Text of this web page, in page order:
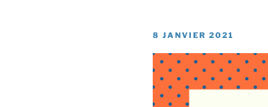
PUBLIÉ
8 JANVIER 2021